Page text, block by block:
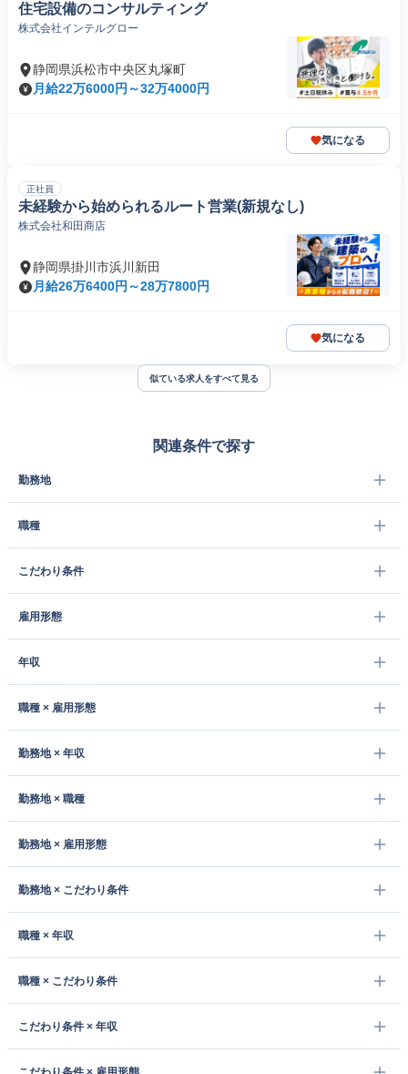
住宅設備のコンサルティング
株式会社インテルグロー
静岡県浜松市中央区丸塚町
月給22万6000円～32万4000円
気になる
正社員
未経験から始められるルート営業(新規なし)
株式会社和田商店
静岡県掛川市浜川新田
月給26万6400円～28万7800円
気になる
似ている求人をすべて見る
関連条件で探す
勤務地
職種
こだわり条件
雇用形態
年収
職種 × 雇用形態
勤務地 × 年収
勤務地 × 職種
勤務地 × 雇用形態
勤務地 × こだわり条件
職種 × 年収
職種 × こだわり条件
こだわり条件 × 年収